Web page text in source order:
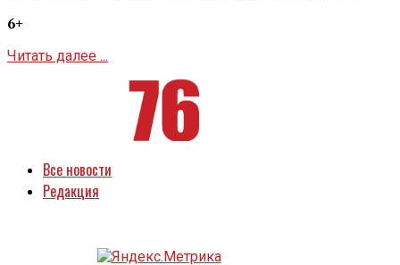
6+
Читать далее ...
Все новости
Редакция